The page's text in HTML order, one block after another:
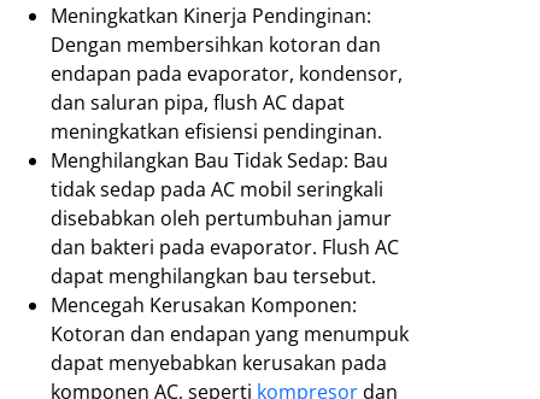
Meningkatkan Kinerja Pendinginan:
Dengan membersihkan kotoran dan
endapan pada evaporator, kondensor,
dan saluran pipa, flush AC dapat
meningkatkan efisiensi pendinginan.
Menghilangkan Bau Tidak Sedap: Bau
tidak sedap pada AC mobil seringkali
disebabkan oleh pertumbuhan jamur
dan bakteri pada evaporator. Flush AC
dapat menghilangkan bau tersebut.
Mencegah Kerusakan Komponen:
Kotoran dan endapan yang menumpuk
dapat menyebabkan kerusakan pada
komponen AC, seperti kompresordan